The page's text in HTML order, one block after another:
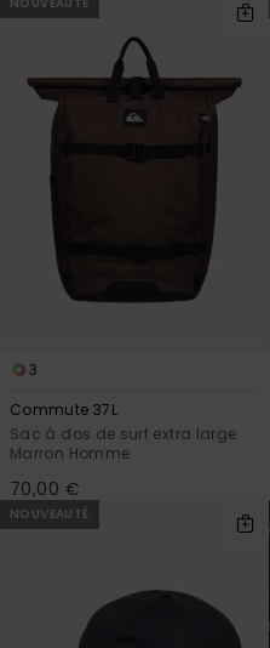
3
Commute 37L
Sac à dos de surf extra large
Marron Homme
70,00 €
NOUVEAUTÉ